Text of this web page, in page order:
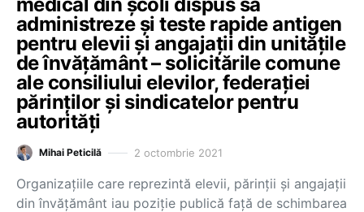
administreze și teste rapide antigen
pentru elevii și angajații din unitățile
de învățământ – solicitările comune
ale consiliului elevilor, federației
părinților și sindicatelor pentru
autorități
Mihai Peticilă 2 octombrie 2021
Organizațiile care reprezintă elevii, părinții și angajații
din învățământ iau poziție publică față de schimbarea